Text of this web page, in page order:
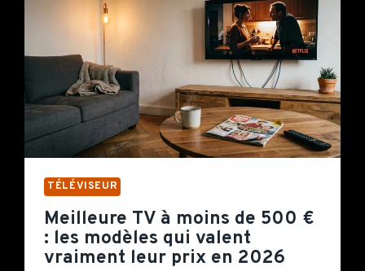
TÉLÉVISEUR
Meilleure TV à moins de 500 €
: les modèles qui valent
vraiment leur prix en 2026